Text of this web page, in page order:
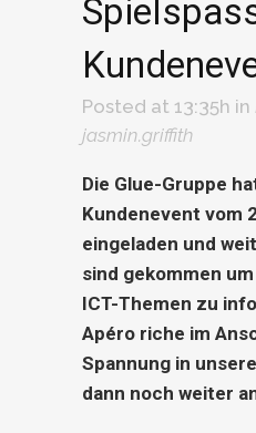
Posted at 13:35h in
jasmin.griffith
Die Glue-Gruppe
Kundenevent vom
eingeladen und
sind gekommen
ICT-Themen zu
Apéro riche im
Spannung in
dann noch weiter